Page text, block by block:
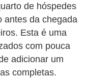
de hóspedes
antes da chegada
Esta é uma
com pouca
adicionar um
completas.